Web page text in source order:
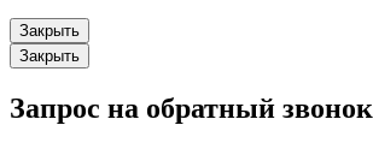
Закрыть
Закрыть
Запрос на обратный звонок